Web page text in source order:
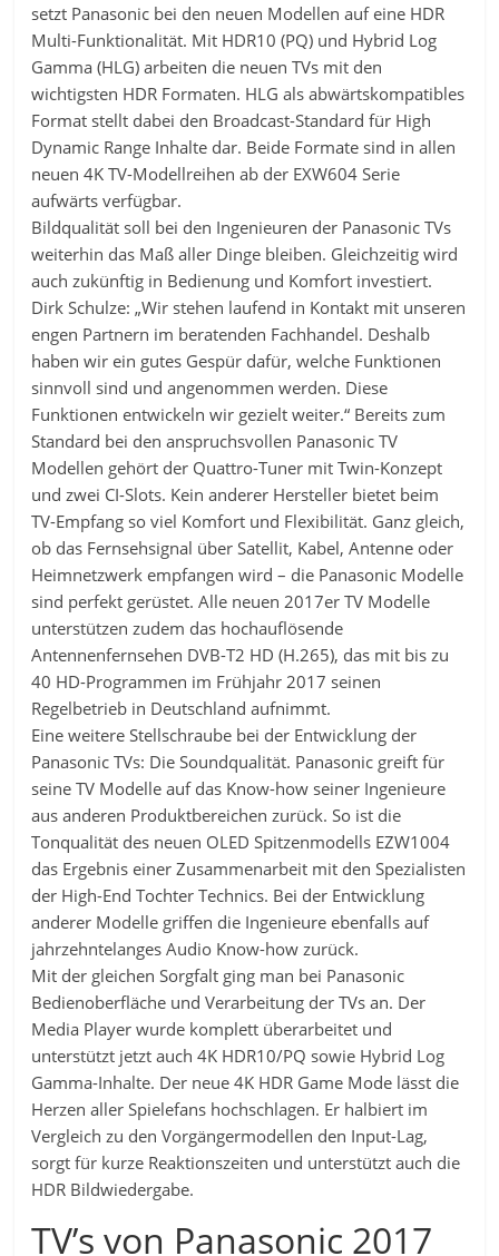
setzt Panasonic bei den neuen Modellen auf eine HDR
Multi-Funktionalität. Mit HDR10 (PQ) und Hybrid Log
Gamma (HLG) arbeiten die neuen TVs mit den
wichtigsten HDR Formaten. HLG als abwärtskompatibles
Format stellt dabei den Broadcast-Standard für High
Dynamic Range Inhalte dar. Beide Formate sind in allen
neuen 4K TV-Modellreihen ab der EXW604 Serie
aufwärts verfügbar.
Bildqualität soll bei den Ingenieuren der Panasonic TVs
weiterhin das Maß aller Dinge bleiben. Gleichzeitig wird
auch zukünftig in Bedienung und Komfort investiert.
Dirk Schulze: „Wir stehen laufend in Kontakt mit unseren
engen Partnern im beratenden Fachhandel. Deshalb
haben wir ein gutes Gespür dafür, welche Funktionen
sinnvoll sind und angenommen werden. Diese
Funktionen entwickeln wir gezielt weiter.“ Bereits zum
Standard bei den anspruchsvollen Panasonic TV
Modellen gehört der Quattro-Tuner mit Twin-Konzept
und zwei CI-Slots. Kein anderer Hersteller bietet beim
TV-Empfang so viel Komfort und Flexibilität. Ganz gleich,
ob das Fernsehsignal über Satellit, Kabel, Antenne oder
Heimnetzwerk empfangen wird – die Panasonic Modelle
sind perfekt gerüstet. Alle neuen 2017er TV Modelle
unterstützen zudem das hochauflösende
Antennenfernsehen DVB-T2 HD (H.265), das mit bis zu
40 HD-Programmen im Frühjahr 2017 seinen
Regelbetrieb in Deutschland aufnimmt.
Eine weitere Stellschraube bei der Entwicklung der
Panasonic TVs: Die Soundqualität. Panasonic greift für
seine TV Modelle auf das Know-how seiner Ingenieure
aus anderen Produktbereichen zurück. So ist die
Tonqualität des neuen OLED Spitzenmodells EZW1004
das Ergebnis einer Zusammenarbeit mit den Spezialisten
der High-End Tochter Technics. Bei der Entwicklung
anderer Modelle griffen die Ingenieure ebenfalls auf
jahrzehntelanges Audio Know-how zurück.
Mit der gleichen Sorgfalt ging man bei Panasonic
Bedienoberfläche und Verarbeitung der TVs an. Der
Media Player wurde komplett überarbeitet und
unterstützt jetzt auch 4K HDR10/PQ sowie Hybrid Log
Gamma-Inhalte. Der neue 4K HDR Game Mode lässt die
Herzen aller Spielefans hochschlagen. Er halbiert im
Vergleich zu den Vorgängermodellen den Input-Lag,
sorgt für kurze Reaktionszeiten und unterstützt auch die
HDR Bildwiedergabe.
TV’s von Panasonic 2017